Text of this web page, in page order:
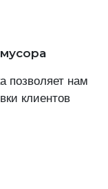
позволяет нам
клиентов